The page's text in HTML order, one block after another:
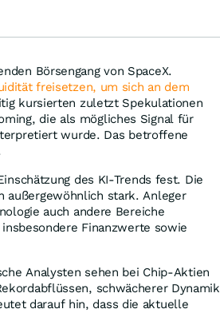
Börsengang von SpaceX.
freisetzen, um sich an dem
kursierten zuletzt Spekulationen
die als mögliches Signal für
wurde. Das betroffene
des KI-Trends fest. Die
außergewöhnlich stark. Anleger
auch andere Bereiche
Finanzwerte sowie
Analysten sehen bei Chip-Aktien
schwächerer Dynamik
darauf hin, dass die aktuelle